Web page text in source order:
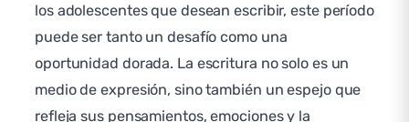
los adolescentes que desean escribir, este período
puede ser tanto un desafío como una
oportunidad dorada. La escritura no solo es un
medio de expresión, sino también un espejo que
refleja sus pensamientos, emociones y la